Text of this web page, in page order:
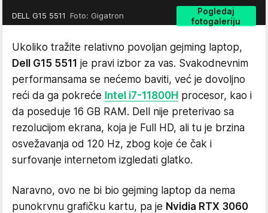
Pogledaj
fotogaleriju
DELL G15 5511 Foto: Gigatron
Ukoliko tražite relativno povoljan gejming laptop,
Dell G15 5511 je pravi izbor za vas. Svakodnevnim
performansama se nećemo baviti, već je dovoljno
reći da ga pokreće Intel i7-11800H procesor, kao i
da poseduje 16 GB RAM. Dell nije preterivao sa
rezolucijom ekrana, koja je Full HD, ali tu je brzina
osvežavanja od 120 Hz, zbog koje će čak i
surfovanje internetom izgledati glatko.
Naravno, ovo ne bi bio gejming laptop da nema
punokrvnu grafičku kartu, pa je Nvidia RTX 3060